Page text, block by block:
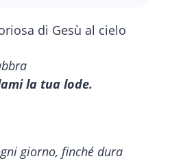
la tua lode.
giorno, finché dura